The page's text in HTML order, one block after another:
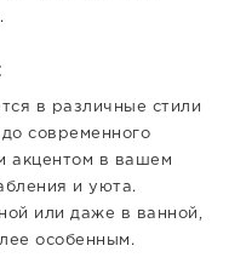
в различные стили
современного
акцентом в вашем
и уюта.
или даже в ванной,
особенным.